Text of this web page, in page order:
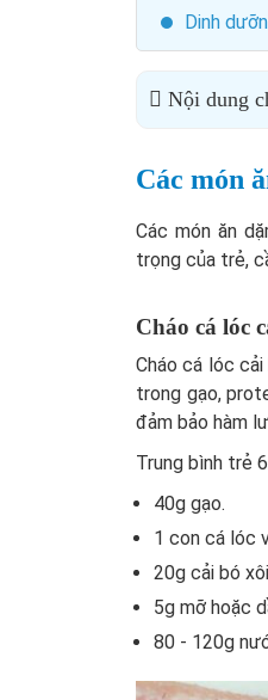
Dinh
Nội dung
Các món
Các món ăn
trọng của trẻ,
Cháo cá lóc
Cháo cá lóc
trong gạo,
đảm bảo hàm
Trung bình trẻ
40g gạo.
1 con cá lóc
20g cải bó
5g mỡ hoặc
80 - 120g